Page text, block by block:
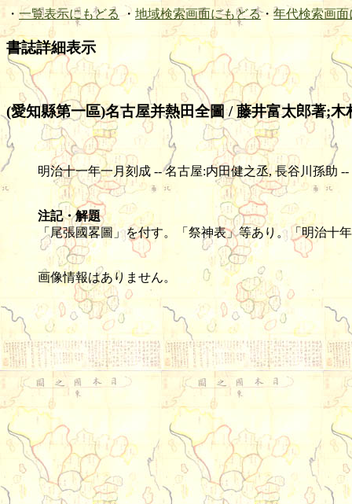
・ 一覧表示にもどる ・ 地域検索画面にもどる・ 年代検索画面
書誌詳細表示
(愛知縣第一區)名古屋并熱田全圖 / 藤井富太郎著;
明治十一年一月刻成 -- 名古屋:内田健之丞, 長谷川孫助 --
注記・解題
「尾張國畧圖」を付す。「祭神表」等あり。「明治十
画像情報はありません。